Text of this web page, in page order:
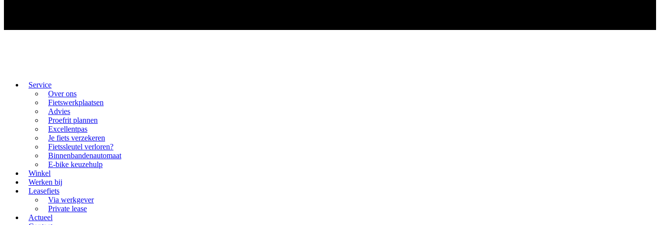
Service
Over ons
Fietswerkplaatsen
Advies
Proefrit plannen
Excellentpas
Je fiets verzekeren
Fietssleutel verloren?
Binnenbandenautomaat
E-bike keuzehulp
Winkel
Werken bij
Leasefiets
Via werkgever
Private lease
Actueel